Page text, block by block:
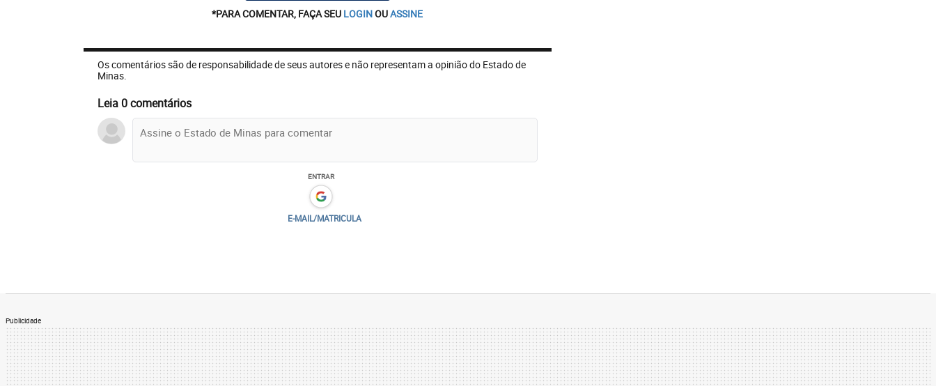
*PARA COMENTAR, FAÇA SEU LOGINOUASSINE
Os comentários são de responsabilidade de seus autores e não representam a opinião do Estado de
Minas.
Leia 0 comentários
ENTRAR
E-MAIL/MATRICULA
Publicidade